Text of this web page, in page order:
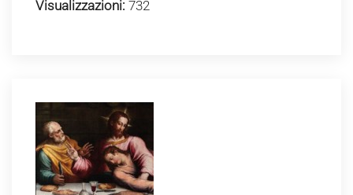
Visualizzazioni: 732